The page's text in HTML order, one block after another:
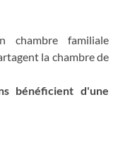
chambre familiale
la chambre de
bénéficient d'une